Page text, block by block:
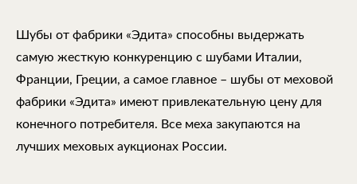
Шубы от фабрики «Эдита» способны выдержать
самую жесткую конкуренцию с шубами Италии,
Франции, Греции, а самое главное – шубы от меховой
фабрики «Эдита» имеют привлекательную цену для
конечного потребителя. Все меха закупаются на
лучших меховых аукционах России.